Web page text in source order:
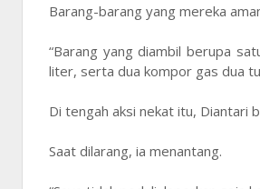
Barang-barang yang mereka
“Barang yang diambil berupa
liter, serta dua kompor gas dua
Di tengah aksi nekat itu, Diantari
Saat dilarang, ia menantang.